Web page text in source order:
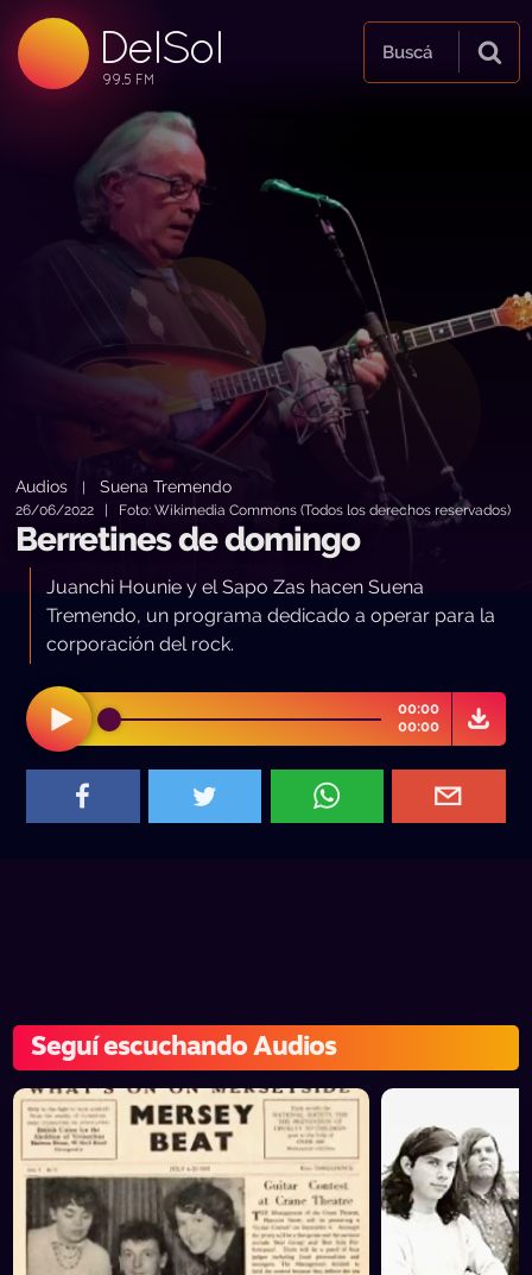
DelSol
99.5 FM
99.5 FM
99.5 FM
Buscá
Audios |Suena Tremendo
26/06/2022 | Foto: Wikimedia Commons (Todos los derechos reservados)
Berretines de domingo
Juanchi Hounie y el Sapo Zas hacen Suena
Tremendo, un programa dedicado a operar para la
corporación del rock.
00:00
00:00
Seguí escuchando Audios